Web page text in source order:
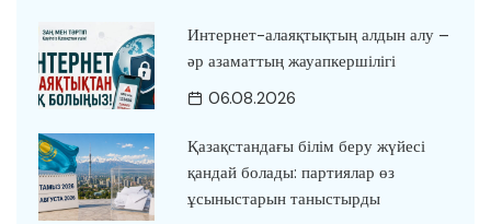
Интернет-алаяқтықтың алдын алу –
әр азаматтың жауапкершілігі
06.08.2026
Қазақстандағы білім беру жүйесі
қандай болады: партиялар өз
ұсыныстарын таныстырды